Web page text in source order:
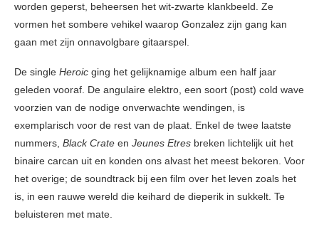
worden geperst, beheersen het wit-zwarte klankbeeld. Ze
vormen het sombere vehikel waarop Gonzalez zijn gang kan
gaan met zijn onnavolgbare gitaarspel.
De single Heroic ging het gelijknamige album een half jaar
geleden vooraf. De angulaire elektro, een soort (post) cold wave
voorzien van de nodige onverwachte wendingen, is
exemplarisch voor de rest van de plaat. Enkel de twee laatste
nummers, Black Crate en Jeunes Etres breken lichtelijk uit het
binaire carcan uit en konden ons alvast het meest bekoren. Voor
het overige; de soundtrack bij een film over het leven zoals het
is, in een rauwe wereld die keihard de dieperik in sukkelt. Te
beluisteren met mate.